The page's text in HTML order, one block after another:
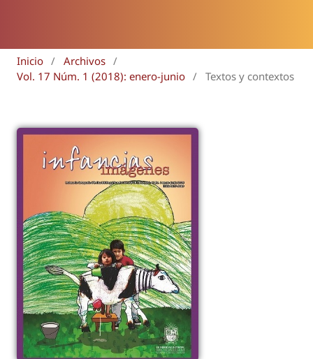
Inicio / Archivos /
Vol. 17 Núm. 1 (2018): enero-junio / Textos y contextos